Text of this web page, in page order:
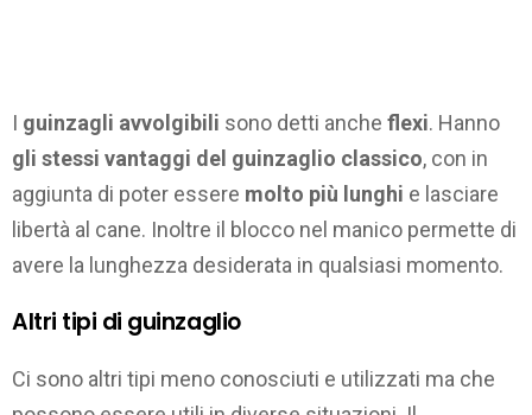
I guinzagli avvolgibili sono detti anche flexi. Hanno
gli stessi vantaggi del guinzaglio classico, con in
aggiunta di poter essere molto più lunghi e lasciare
libertà al cane. Inoltre il blocco nel manico permette di
avere la lunghezza desiderata in qualsiasi momento.
Altri tipi di guinzaglio
Ci sono altri tipi meno conosciuti e utilizzati ma che